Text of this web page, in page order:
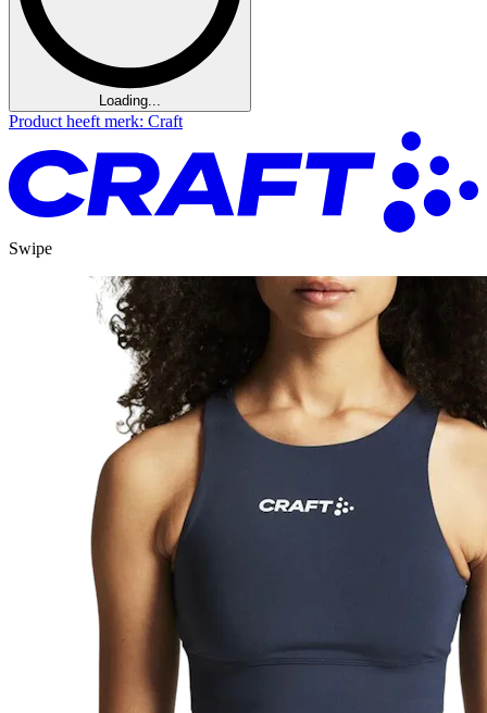
Loading...
Product heeft merk: Craft
Swipe